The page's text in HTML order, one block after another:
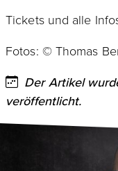
Tickets und alle
Fotos: © Thomas
Der Artikel
veröffentlicht.